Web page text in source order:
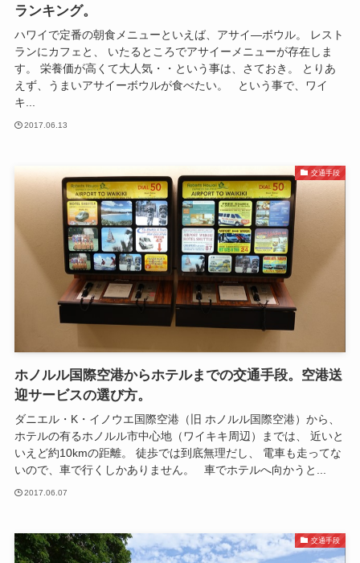
ランキング。
ハワイで定番の朝食メニューといえば、アサイ―ボウル。 レスト
ランにカフェと、 いたるところでアサイーメニューが存在しま
す。 栄養価が高くて大人気・・という事は、さておき。 とりあ
えず、うまいアサイーボウルが食べたい。 という事で、ワイ
キ...
2017.06.13
交通手段
ホノルル国際空港からホテルまでの交通手段。空港送
迎サービスの選び方。
ダニエル・K・イノウエ国際空港（旧 ホノルル国際空港）から、
ホテルの有るホノルル市中心地（ワイキキ周辺）までは、 近いと
いえど約10kmの距離。 徒歩では到底無理だし、 電車も走ってな
いので、車で行くしかありません。 車でホテルへ向かうと...
2017.06.07
交通手段